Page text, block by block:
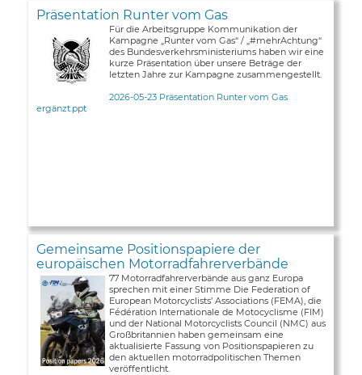
Präsentation Runter vom Gas
Für die Arbeitsgruppe Kommunikation der
Kampagne „Runter vom Gas“ / „#mehrAchtung“
des Bundesverkehrsministeriums haben wir eine
kurze Präsentation über unsere Beträge der
letzten Jahre zur Kampagne zusammengestellt.
2026-05-23 Präsentation Runter vom Gas
ergänzt.ppt
Gemeinsame Positionspapiere der
europäischen Motorradfahrerverbände
77 Motorradfahrerverbände aus ganz Europa
sprechen mit einer Stimme Die Federation of
European Motorcyclists’ Associations (FEMA), die
Fédération Internationale de Motocyclisme (FIM)
und der National Motorcyclists Council (NMC) aus
Großbritannien haben gemeinsam eine
aktualisierte Fassung von Positionspapieren zu
den aktuellen motorradpolitischen Themen
veröffentlicht.